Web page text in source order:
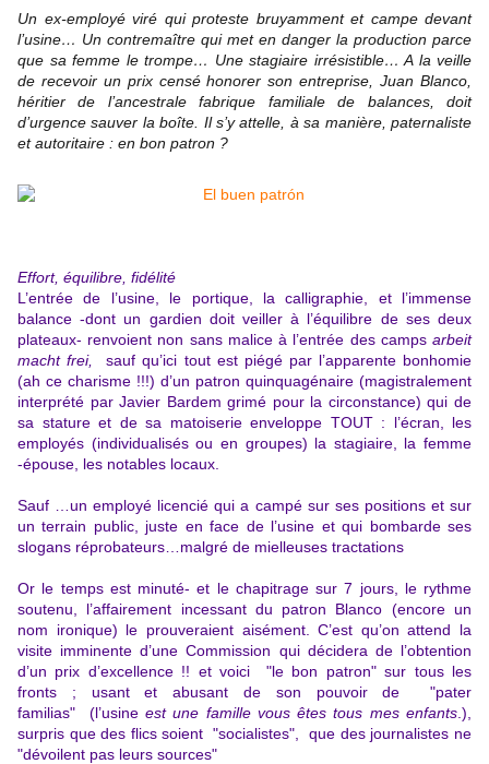
Un ex-employé viré qui proteste bruyamment et campe devant
l’usine… Un contremaître qui met en danger la production parce
que sa femme le trompe… Une stagiaire irrésistible… A la veille
de recevoir un prix censé honorer son entreprise, Juan Blanco,
héritier de l’ancestrale fabrique familiale de balances, doit
d’urgence sauver la boîte. Il s’y attelle, à sa manière, paternaliste
et autoritaire : en bon patron ?
Effort, équilibre, fidélité
L’entrée de l’usine, le portique, la calligraphie, et l’immense
balance -dont un gardien doit veiller à l’équilibre de ses deux
plateaux- renvoient non sans malice à l’entrée des camps arbeit
macht frei,
sauf qu’ici tout est piégé par l’apparente bonhomie
(ah ce charisme !!!) d’un patron quinquagénaire (magistralement
interprété par Javier Bardem grimé pour la circonstance) qui de
sa stature et de sa matoiserie enveloppe TOUT : l’écran, les
employés (individualisés ou en groupes) la stagiaire, la femme
-épouse, les notables locaux.
Sauf …un employé licencié qui a campé sur ses positions et sur
un terrain public, juste en face de l’usine et qui bombarde ses
slogans réprobateurs…malgré de mielleuses tractations
Or le temps est minuté- et le chapitrage sur 7 jours, le rythme
soutenu, l’affairement incessant du patron Blanco (encore un
nom ironique) le prouveraient aisément. C’est qu’on attend la
visite imminente d’une Commission qui décidera de l’obtention
d’un prix d’excellence !! et voici "le bon patron" sur tous les
fronts ; usant et abusant de son pouvoir de "pater
familias" (l’usine est une famille vous êtes tous mes enfants .),
surpris que des flics soient "socialistes", que des journalistes ne
"dévoilent pas leurs sources"